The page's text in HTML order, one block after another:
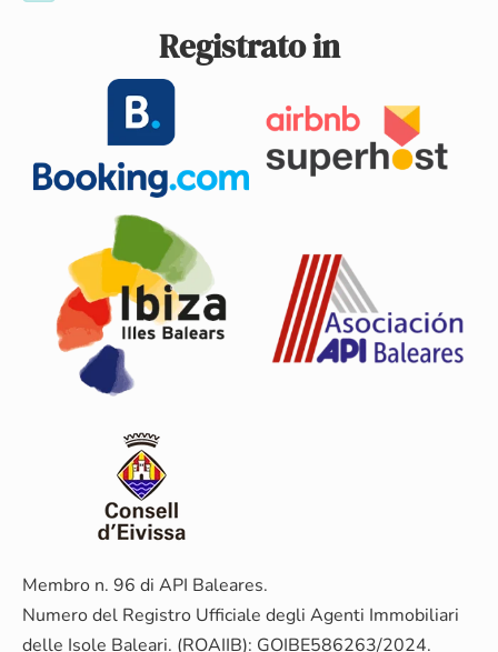
Registrato in
Membro n. 96 di API Baleares.
Numero del Registro Ufficiale degli Agenti Immobiliari
delle Isole Baleari. (ROAIIB): GOIBE586263/2024.